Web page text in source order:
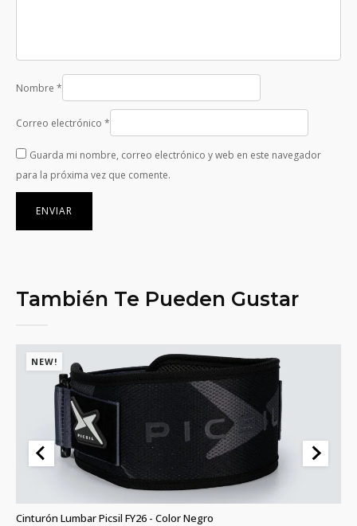
Nombre *
Correo electrónico *
Guarda mi nombre, correo electrónico y web en este navegador
para la próxima vez que comente.
También Te Pueden Gustar
NEW!
Cinturón Lumbar Picsil FY26 - Color Negro